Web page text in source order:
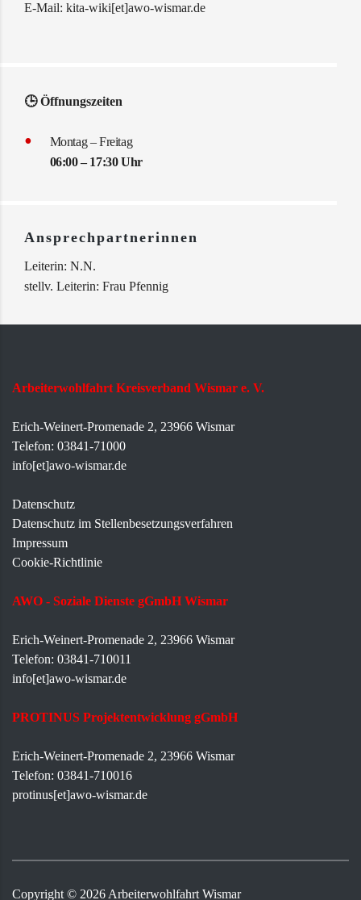
E-Mail: kita-wiki[et]awo-wismar.de
🕒 Öffnungszeiten
Montag – Freitag
06:00 – 17:30 Uhr
Ansprechpartnerinnen
Leiterin: N.N.
stellv. Leiterin: Frau Pfennig
Arbeiterwohlfahrt Kreisverband Wismar e. V.
Erich-Weinert-Promenade 2, 23966 Wismar
Telefon: 03841-71000
info[et]awo-wismar.de
Datenschutz
Datenschutz im Stellenbesetzungsverfahren
Impressum
Cookie-Richtlinie
AWO - Soziale Dienste gGmbH Wismar
Erich-Weinert-Promenade 2, 23966 Wismar
Telefon: 03841-710011
info[et]awo-wismar.de
PROTINUS Projektentwicklung gGmbH
Erich-Weinert-Promenade 2, 23966 Wismar
Telefon: 03841-710016
protinus[et]awo-wismar.de
Copyright © 2026 Arbeiterwohlfahrt Wismar